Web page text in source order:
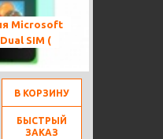
Microsoft
SIM (
В КОРЗИНУ
БЫСТРЫЙ
ЗАКАЗ